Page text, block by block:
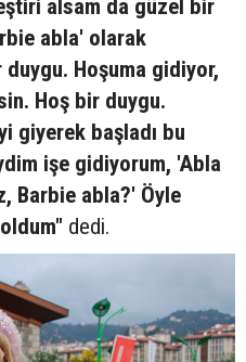
alsam da güzel bir
abla' olarak
Hoşuma gidiyor,
Hoş bir duygu.
giyerek başladı bu
işe gidiyorum, 'Abla
Barbie abla?' Öyle
dedi.